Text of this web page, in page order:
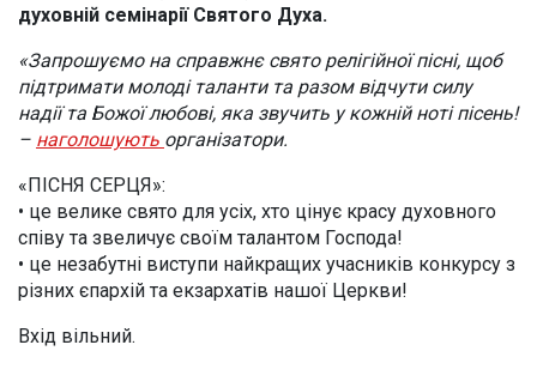
духовній семінарії Святого Духа.
«Запрошуємо на справжнє свято релігійної пісні, щоб
підтримати молоді таланти та разом відчути силу
надії та Божої любові, яка звучить у кожній ноті пісень!
– наголошують організатори.
«ПІСНЯ СЕРЦЯ»:
• це велике свято для усіх, хто цінує красу духовного
співу та звеличує своїм талантом Господа!
• це незабутні виступи найкращих учасників конкурсу з
різних єпархій та екзархатів нашої Церкви!
Вхід вільний.